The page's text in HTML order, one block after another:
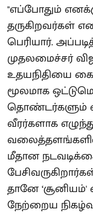
"எப்போதும்
தருகிறவர்கள்
பெரியார்.
முதலமைச்சர்
உதயநிதியை
மூலமாக
தொண்டர்களும்
வீரர்களாக
வலைத்தளங்களில்
மீதான
தானே
நேற்றைய